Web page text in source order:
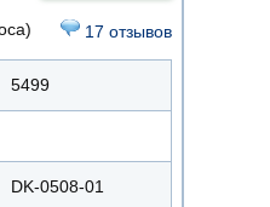
17 отзывов
5499
DK-0508-01